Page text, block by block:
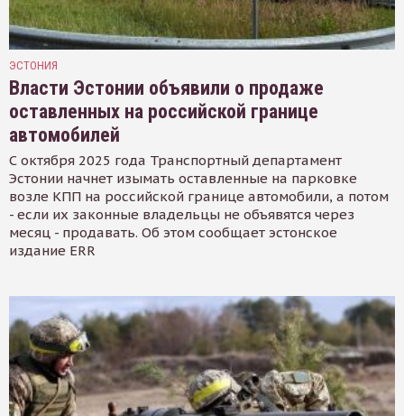
ЭСТОНИЯ
Власти Эстонии объявили о продаже
оставленных на российской границе
автомобилей
С октября 2025 года Транспортный департамент
Эстонии начнет изымать оставленные на парковке
возле КПП на российской границе автомобили, а потом
- если их законные владельцы не объявятся через
месяц - продавать. Об этом сообщает эстонское
издание ERR